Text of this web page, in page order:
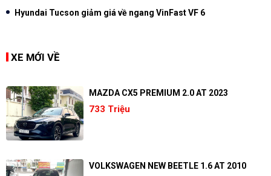
Hyundai Tucson giảm giá về ngang VinFast VF 6
XE MỚI VỀ
MAZDA CX5 PREMIUM 2.0 AT 2023
733 Triệu
VOLKSWAGEN NEW BEETLE 1.6 AT 2010